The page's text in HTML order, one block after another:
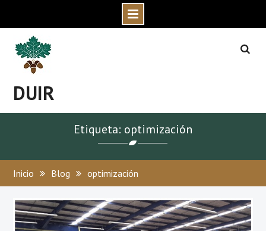
content
DUIR
Etiqueta: optimización
Inicio Blog optimización